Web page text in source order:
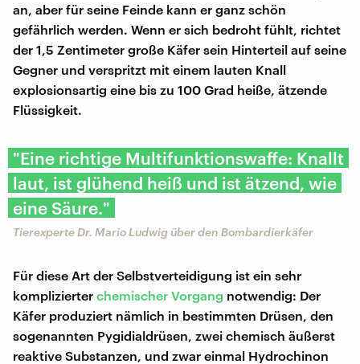
an, aber für seine Feinde kann er ganz schön
gefährlich werden. Wenn er sich bedroht fühlt, richtet
der 1,5 Zentimeter große Käfer sein Hinterteil auf seine
Gegner und verspritzt mit einem lauten Knall
explosionsartig eine bis zu 100 Grad heiße, ätzende
Flüssigkeit.
"Eine richtige Multifunktionswaffe: Knallt
laut, ist glühend heiß und ist ätzend, wie
eine Säure."
Tierexperte Dr. Mario Ludwig über den Bombardierkäfer
Für diese Art der Selbstverteidigung ist ein sehr
komplizierter chemischer Vorgang notwendig: Der
Käfer produziert nämlich in bestimmten Drüsen, den
sogenannten Pygidialdrüsen, zwei chemisch äußerst
reaktive Substanzen, und zwar einmal Hydrochinon